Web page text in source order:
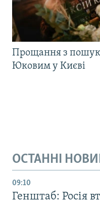
Прощання з
Юковим у Києві
ОСТАННІ
09:10
Генштаб: Росія